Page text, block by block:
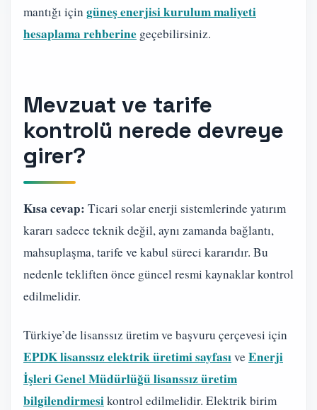
mantığı içingüneş enerjisi kurulum maliyeti
hesaplama rehberine geçebilirsiniz.
Mevzuat ve tarife
kontrolü nerede devreye
girer?
Kısa cevap: Ticari solar enerji sistemlerinde yatırım
kararı sadece teknik değil, aynı zamanda bağlantı,
mahsuplaşma, tarife ve kabul süreci kararıdır. Bu
nedenle tekliften önce güncel resmi kaynaklar kontrol
edilmelidir.
Türkiye’de lisanssız üretim ve başvuru çerçevesi için
EPDK lisanssız elektrik üretimi sayfasıveEnerji
İşleri Genel Müdürlüğü lisanssız üretim
bilgilendirmesikontrol edilmelidir. Elektrik birim